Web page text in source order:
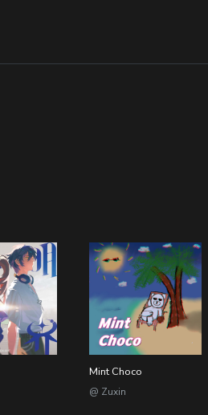
Mint Choco
@ Zuxin